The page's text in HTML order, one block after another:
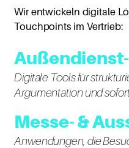
Wir entwickeln digitale
Touchpoints im Vertrieb:
Digitale Tools für
Argumentation und
Messe- &
Anwendungen, die